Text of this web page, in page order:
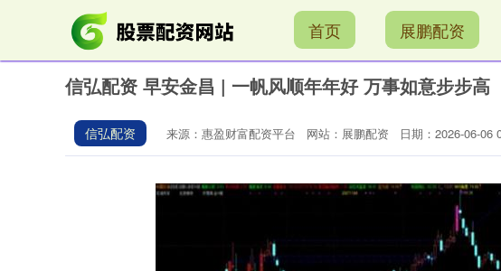
首页 展鹏配资
信弘配资 早安金昌 | 一帆风顺年年好 万事如意步步高
信弘配资 来源：惠盈财富配资平台 网站：展鹏配资 日期：2026-06-06